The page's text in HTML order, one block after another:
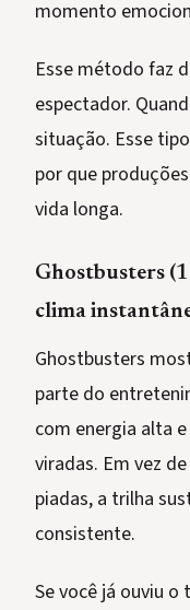
momento
Esse método faz
espectador.
situação. Esse
por que
vida longa.
Ghostbusters
clima
Ghostbusters
parte do
com energia alta
viradas. Em vez
piadas, a trilha
consistente.
Se você já ouviu